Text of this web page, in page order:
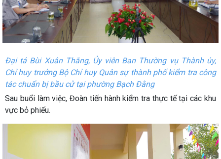
Đại tá Bùi Xuân Thắng, Ủy viên Ban Thường vụ Thành ủy,
Chỉ huy trưởng Bộ Chỉ huy Quân sự thành phố kiểm tra công
tác chuẩn bị bầu cử tại phường Bạch Đằng
Sau buổi làm việc, Đoàn tiến hành kiểm tra thực tế tại các khu
vực bỏ phiếu.